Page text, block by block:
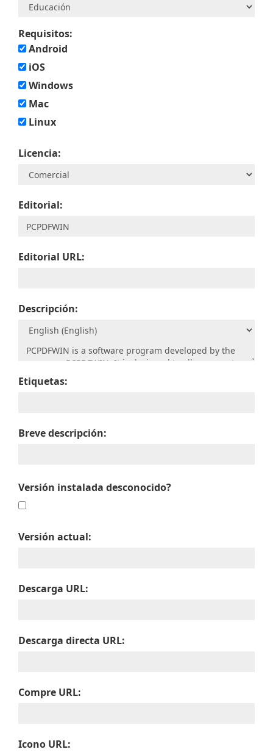
Requisitos:
Android
iOS
Windows
Mac
Linux
Licencia:
Editorial:
Editorial URL:
Descripción:
Etiquetas:
Breve descripción:
Versión instalada desconocido?
Versión actual:
Descarga URL:
Descarga directa URL:
Compre URL:
Icono URL: